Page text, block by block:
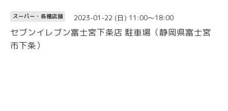
スーパー・各種店舗 2023-01-22 (日) 11:00～18:00
セブンイレブン富士宮下条店 駐車場（静岡県富士宮
市下条）